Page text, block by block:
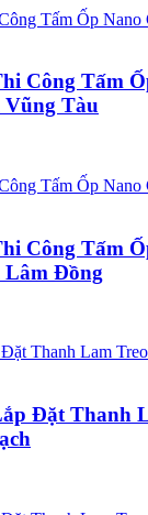
Công Tấm
Vũng Tàu
Công Tấm
Lâm Đồng
Đặt Thanh